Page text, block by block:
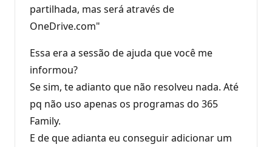
partilhada, mas será através de
OneDrive.com"
Essa era a sessão de ajuda que você me
informou?
Se sim, te adianto que não resolveu nada. Até
pq não uso apenas os programas do 365
Family.
E de que adianta eu conseguir adicionar um